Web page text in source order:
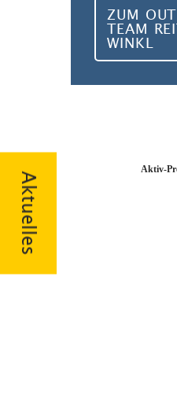
Aktuelles
ZUM
TEAM
WINKL
Aktiv-